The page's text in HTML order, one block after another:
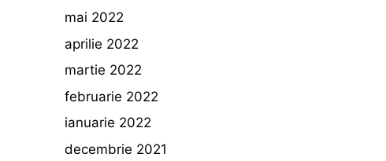
mai 2022
aprilie 2022
martie 2022
februarie 2022
ianuarie 2022
decembrie 2021